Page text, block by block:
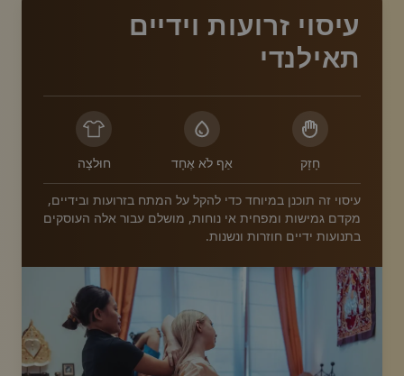
עיסוי זרועות וידיים
תאילנדי
חָזָק אַף לֹא אֶחָד חוּלצָה
עיסוי זה תוכנן במיוחד כדי להקל על המתח בזרועות ובידיים,
מקדם גמישות ומפחית אי נוחות, מושלם עבור אלה העוסקים
בתנועות ידיים חוזרות ונשנות.